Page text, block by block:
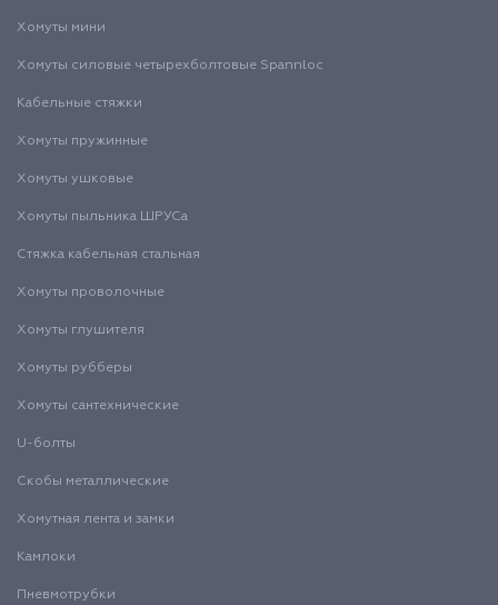
Хомуты мини
Хомуты силовые четырехболтовые Spannloc
Кабельные стяжки
Хомуты пружинные
Хомуты ушковые
Хомуты пыльника ШРУСа
Стяжка кабельная стальная
Хомуты проволочные
Хомуты глушителя
Хомуты рубберы
Хомуты сантехнические
U-болты
Скобы металлические
Хомутная лента и замки
Камлоки
Пневмотрубки